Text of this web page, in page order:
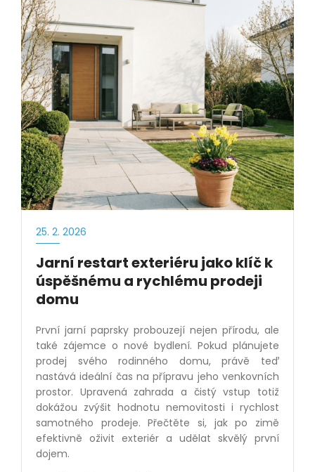
25. 2. 2026
Jarní restart exteriéru jako klíč k
úspěšnému a rychlému prodeji
domu
První jarní paprsky probouzejí nejen přírodu, ale
také zájemce o nové bydlení. Pokud plánujete
prodej svého rodinného domu, právě teď
nastává ideální čas na přípravu jeho venkovních
prostor. Upravená zahrada a čistý vstup totiž
dokážou zvýšit hodnotu nemovitosti i rychlost
samotného prodeje. Přečtěte si, jak po zimě
efektivně oživit exteriér a udělat skvělý první
dojem.